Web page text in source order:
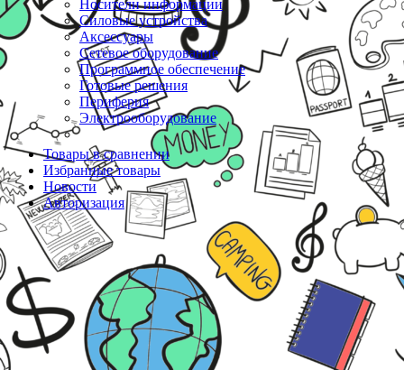
Носители информации
Силовые устройства
Аксессуары
Сетевое оборудование
Программное обеспечение
Готовые решения
Периферия
Электрооборудование
Товары в сравнении
Избранные товары
Новости
Авторизация